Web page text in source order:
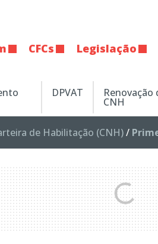
CFCs Legislação
DPVAT Renovação
CNH
de Habilitação (CNH)/